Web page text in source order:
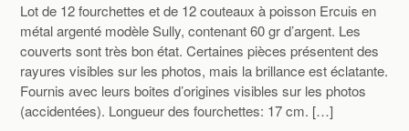
Lot de 12 fourchettes et de 12 couteaux à poisson Ercuis en
métal argenté modèle Sully, contenant 60 gr d’argent. Les
couverts sont très bon état. Certaines pièces présentent des
rayures visibles sur les photos, mais la brillance est éclatante.
Fournis avec leurs boites d’origines visibles sur les photos
(accidentées). Longueur des fourchettes: 17 cm. […]